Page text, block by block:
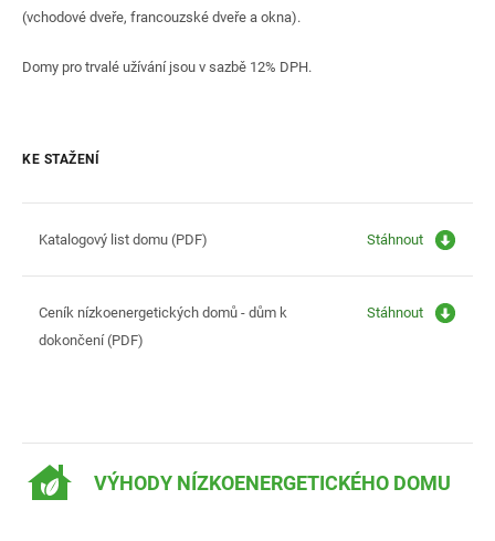
(vchodové dveře, francouzské dveře a okna).
Domy pro trvalé užívání jsou v sazbě 12% DPH.
KE STAŽENÍ
Katalogový list domu (PDF) Stáhnout
Ceník nízkoenergetických domů - dům k
dokončení (PDF)
Stáhnout
VÝHODY NÍZKOENERGETICKÉHO DOMU